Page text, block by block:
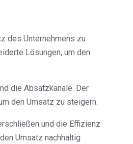
des Unternehmens zu
Lösungen, um den
die Absatzkanäle. Der
den Umsatz zu steigern.
und die Effizienz
Umsatz nachhaltig